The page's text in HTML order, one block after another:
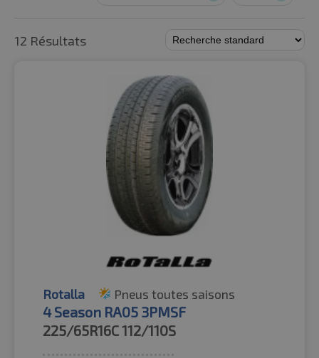
12 Résultats
Rotalla Pneus toutes saisons
4 Season RA05 3PMSF
225/65R16C112/110S